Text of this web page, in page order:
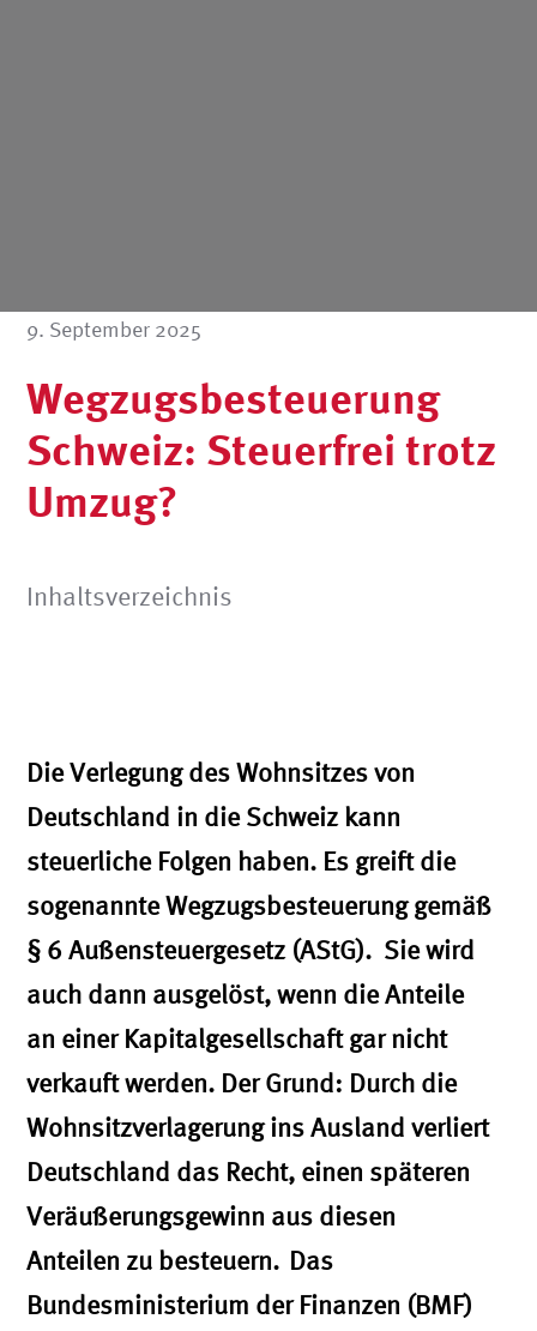
9. September 2025
Wegzugsbesteuerung
Schweiz: Steuerfrei trotz
Umzug?
Inhaltsverzeichnis
Die Verlegung des Wohnsitzes von
Deutschland in die Schweiz kann
steuerliche Folgen haben. Es greift die
sogenannte Wegzugsbesteuerung gemäß
§ 6 Außensteuergesetz (AStG). Sie wird
auch dann ausgelöst, wenn die Anteile
an einer Kapitalgesellschaft gar nicht
verkauft werden. Der Grund: Durch die
Wohnsitzverlagerung ins Ausland verliert
Deutschland das Recht, einen späteren
Veräußerungsgewinn aus diesen
Anteilen zu besteuern. Das
Bundesministerium der Finanzen (BMF)